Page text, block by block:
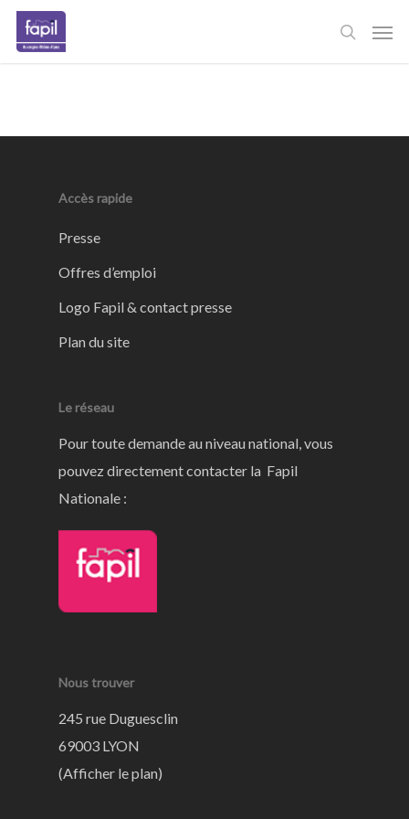
Skip
Accès rapide
Presse
Offres d’emploi
Logo Fapil & contact presse
Plan du site
Le réseau
Pour toute demande au niveau national, vous
pouvez directement contacter la Fapil
Nationale :
Nous trouver
245 rue Duguesclin
69003 LYON
(Afficher le plan)